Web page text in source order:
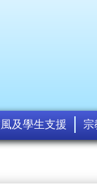
及學生支援 宗